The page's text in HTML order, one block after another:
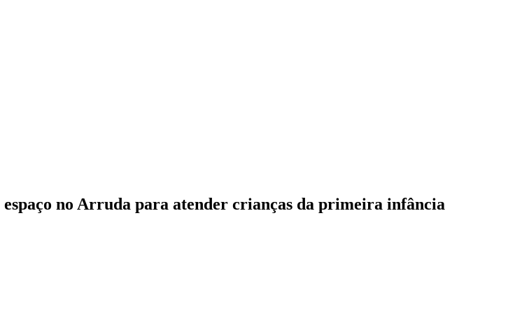
no Arruda para atender crianças da primeira infância